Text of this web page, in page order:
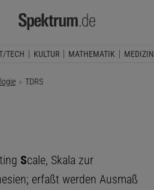
TECH KULTUR MATHEMATIK MEDIZIN
Aktuelle Seite:
TDRS
Scale, Skala zur
erfaßt werden Ausmaß